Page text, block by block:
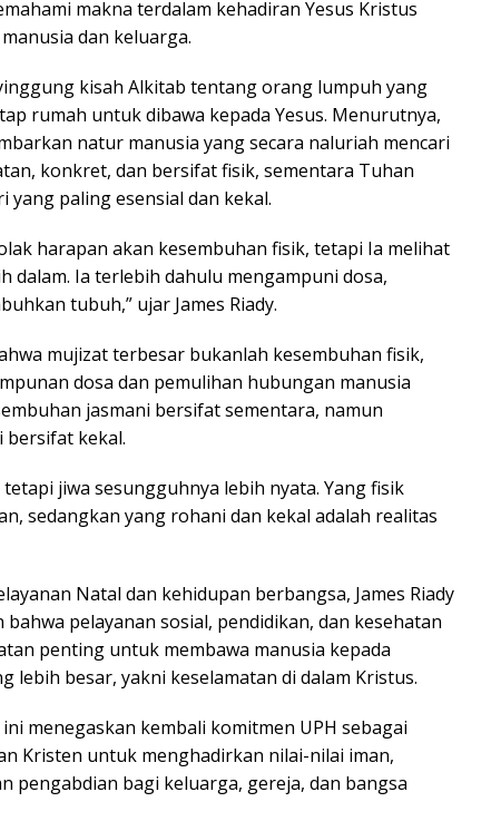
makna terdalam kehadiran Yesus Kristus
dan keluarga.
kisah Alkitab tentang orang lumpuh yang
rumah untuk dibawa kepada Yesus. Menurutnya,
natur manusia yang secara naluriah mencari
konkret, dan bersifat fisik, sementara Tuhan
yang paling esensial dan kekal.
harapan akan kesembuhan fisik, tetapi Ia melihat
dalam. Ia terlebih dahulu mengampuni dosa,
tubuh,” ujar James Riady.
mujizat terbesar bukanlah kesembuhan fisik,
dosa dan pemulihan hubungan manusia
jasmani bersifat sementara, namun
bersifat kekal.
jiwa sesungguhnya lebih nyata. Yang fisik
sedangkan yang rohani dan kekal adalah realitas
Natal dan kehidupan berbangsa, James Riady
bahwa pelayanan sosial, pendidikan, dan kesehatan
penting untuk membawa manusia kepada
lebih besar, yakni keselamatan di dalam Kristus.
menegaskan kembali komitmen UPH sebagai
Kristen untuk menghadirkan nilai-nilai iman,
pengabdian bagi keluarga, gereja, dan bangsa